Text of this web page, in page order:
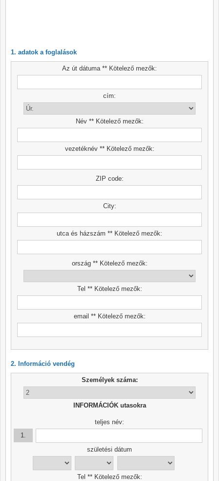
1. adatok a foglalások
Az út dátuma ** Kötelező mezők:
cím:
Név ** Kötelező mezők:
vezetéknév ** Kötelező mezők:
ZIP code:
City:
utca és házszám ** Kötelező mezők:
ország ** Kötelező mezők:
Tel ** Kötelező mezők:
email ** Kötelező mezők:
2. Információ vendég
Személyek száma:
INFORMÁCIÓK utasokra
teljes név:
1.
születési dátum
Tel ** Kötelező mezők: